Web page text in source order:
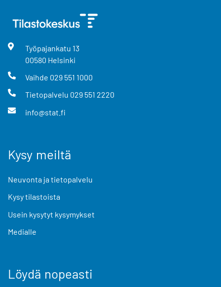
Työpajankatu 13
00580 Helsinki
Vaihde 029 551 1000
Tietopalvelu 029 551 2220
info@stat.fi
Kysy meiltä
Neuvonta ja tietopalvelu
Kysy tilastoista
Usein kysytyt kysymykset
Medialle
Löydä nopeasti